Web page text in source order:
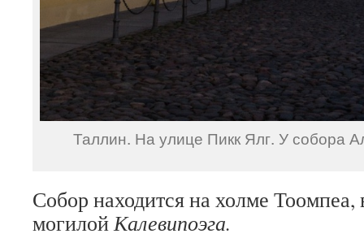
Таллин. На улице Пикк Ялг. У собора
Собор находится на холме Тоомпеа,
могилойКалевипоэга.